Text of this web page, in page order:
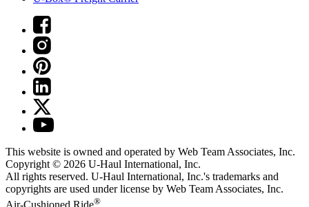
This website is owned and operated by Web Team Associates, Inc.
Copyright © 2026 U-Haul International, Inc.
All rights reserved. U-Haul International, Inc.'s trademarks and
copyrights are used under license by Web Team Associates, Inc.
Air-Cushioned Ride®